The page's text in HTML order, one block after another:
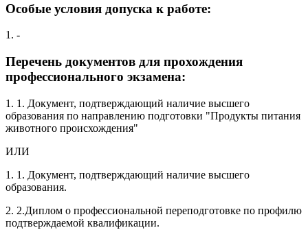
Особые условия допуска к работе:
1. -
Перечень документов для прохождения
профессионального экзамена:
1. 1. Документ, подтверждающий наличие высшего
образования по направлению подготовки "Продукты питания
животного происхождения"
ИЛИ
1. 1. Документ, подтверждающий наличие высшего
образования.
2. 2.Диплом о профессиональной переподготовке по профилю
подтверждаемой квалификации.